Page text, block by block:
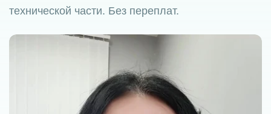
технической части. Без переплат.